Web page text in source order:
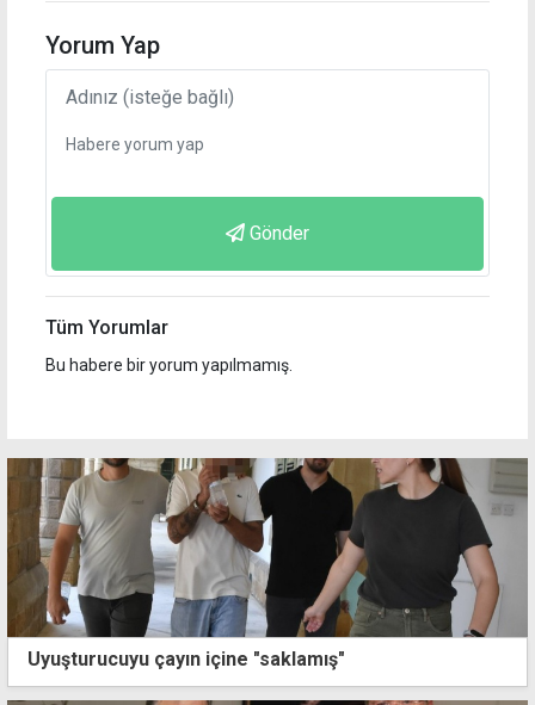
Yorum Yap
Gönder
Tüm Yorumlar
Bu habere bir yorum yapılmamış.
Uyuşturucuyu çayın içine "saklamış"